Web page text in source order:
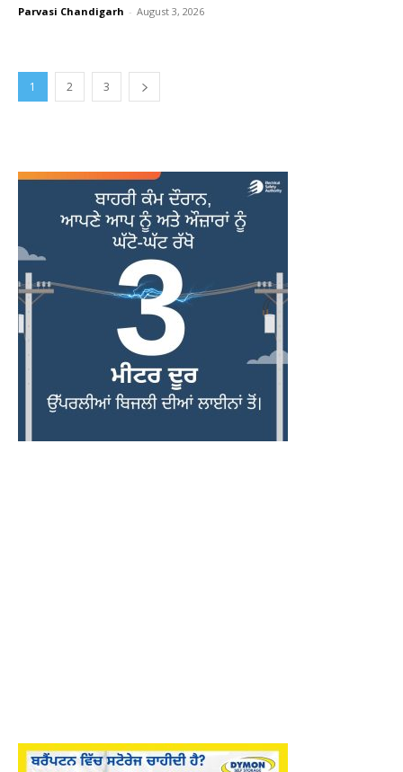
Parvasi Chandigarh - August 3, 2026
1 2 3